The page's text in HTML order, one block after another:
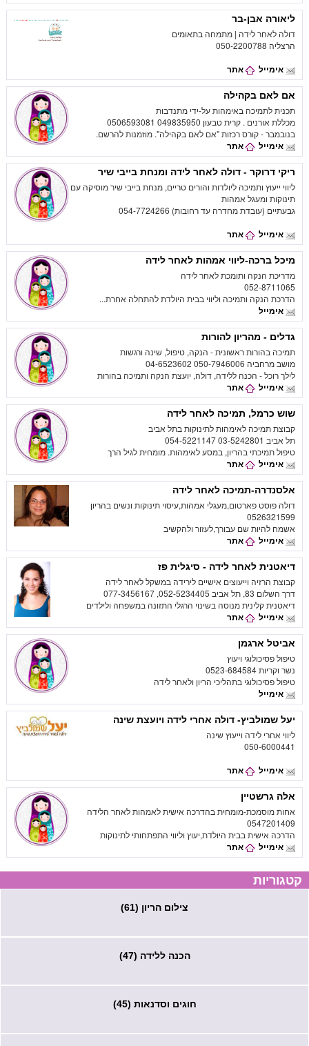
ליאורה אבן-בר
דולה לאחר לידה | מתמחה בתאומים
הרצליה 050-2200788
אימייל אתר
אם לאם בקהילה
תכנית לתמיכה באימהות על-ידי מתנדבות
מכללת אורנים . קרית טבעון 049835950 0506593081
בנובמבר - קורס רכזות "אם לאם בקהילה". מוזמנות להרשם.
אימייל אתר
ריקי דרוקר - דולה לאחר לידה ומנחת בייבי שיר
ליווי ייעוץ ותמיכה ליולדות והורים טריים, מנחת בייבי שיר מוסיקה עם
תינוקות ומעגל אמהות
גבעתיים (עובדת מחדרה עד רחובות) 054-7724266
אימייל אתר
מיכל ברכה-ליווי אמהות לאחר לידה
מדריכת הנקה ותומכת לאחר לידה
052-8711065
הדרכת הנקה ותמיכה וליווי בבית היולדת להתחלה אחרת...
אימייל
גדלים - מהריון להורות
תמיכה בהורות ראשונית - הנקה, טיפול, שינה ורגשות
מושב מרחביה 050-7946006 04-6523602
לילך רוכל - הכנה ללידה, דולה, יועצת הנקה ותמיכה בהורות
אימייל אתר
שוש כרמל, תמיכה לאחר לידה
קבוצת תמיכה לאימהות לתינוקות בתל אביב
תל אביב 03-5242801 054-5221147
טיפול תמיכתי בהריון, במסע לאימהות. מומחית לגיל הרך
אימייל אתר
אלסנדרה-תמיכה לאחר לידה
דולה פוסט פארטום,מעגלי אמהות,עיסוי תינוקות ונשים בהריון
0526321599
אשמח להיות שם עבורך,לעזור ולהקשיב
אימייל אתר
דיאטנית לאחר לידה - סיגלית פז
קבוצת הרזיה וייעוצים אישיים לירידה במשקל לאחר לידה
דרך השלום 83, תל אביב 052-5234405, 077-3456167
דיאטנית קלינית מנוסה בשינוי הרגלי התזונה במשפחה ולילדים
אימייל אתר
אביטל ארגמן
טיפול פסיכולוגי ויעוץ
נשר וקריות 0523-684584
טיפול פסיכולוגי בתהליכי הריון ולאחר לידה
אימייל
יעל שמולביץ- דולה אחרי לידה ויועצת שינה
ליווי אחרי לידה וייעוץ שינה
050-6000441
אימייל אתר
אלה גרשטיין
אחות מוסמכת-מומחית בהדרכה אישית לאמהות לאחר הלידה
0547201409
הדרכה אישית בבית היולדת,יעוץ וליווי התפתחותי לתינוקות
אימייל אתר
קטגוריות
צילום הריון (61)
הכנה ללידה (47)
חוגים וסדנאות (45)